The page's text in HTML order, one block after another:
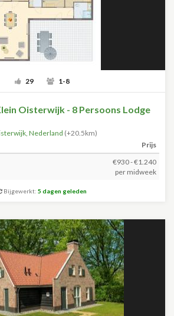
29 1-8
Oisterwijk - 8 Persoons Lodge
, Nederland (+20.5km)
Prijs
€930 - €1.240
per midweek
Bijgewerkt: 5 dagen geleden